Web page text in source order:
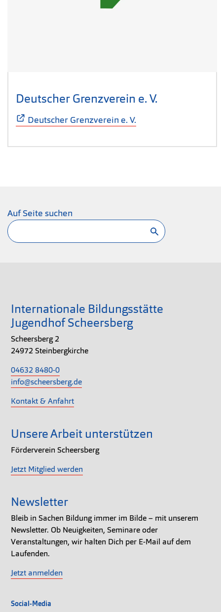
Deutscher Grenzverein e. V.
Deutscher Grenzverein e. V.
Auf Seite suchen
Suchen
Internationale Bildungsstätte
Jugendhof Scheersberg
Scheersberg 2
24972 Steinbergkirche
04632 8480-0
info@scheersberg.de
Kontakt & Anfahrt
Unsere Arbeit unterstützen
Förderverein Scheersberg
Jetzt Mitglied werden
Newsletter
Bleib in Sachen Bildung immer im Bilde – mit unserem
Newsletter. Ob Neuigkeiten, Seminare oder
Veranstaltungen, wir halten Dich per E-Mail auf dem
Laufenden.
Jetzt anmelden
Social-Media